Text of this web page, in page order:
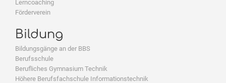
Lerncoaching
Förderverein
Bildung
Bildungsgänge an der BBS
Berufsschule
Berufliches Gymnasium Technik
Höhere Berufsfachschule Informationstechnik